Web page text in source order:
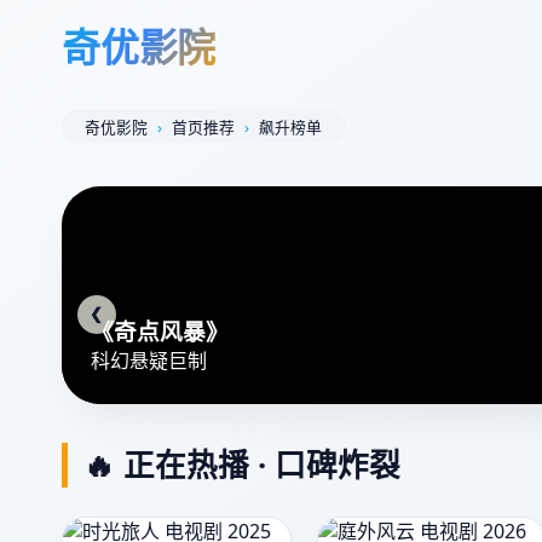
奇优影院
奇优影院 首页推荐 飙升榜单
《奇点风暴》
科幻悬疑巨制
❮
🔥 正在热播 · 口碑炸裂